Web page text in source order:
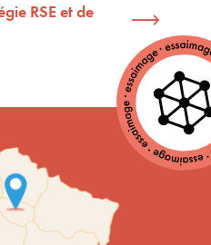
RSE et de